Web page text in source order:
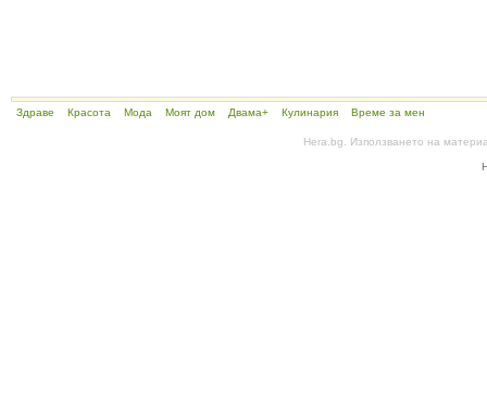
Здраве Красота Мода Моят дом Двама+ Кулинария Време за мен
Hera.bg. Използването на